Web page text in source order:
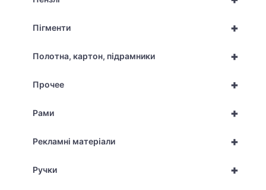
+
Пігменти
+
Полотна, картон, підрамники
+
Прочее
+
Рами
+
Рекламні матеріали
+
Ручки